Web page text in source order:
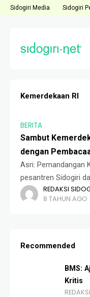
Sidogiri Media Sidogiri
Kemerdekaan RI
BERITA
Sambut
dengan
Asri: Pemandangan
pesantren Sidogiri
dilapangan dalam
untuk pahlawan
REDAKSI
8 TAHUN AGO
Recommended
BMS:
Kritis